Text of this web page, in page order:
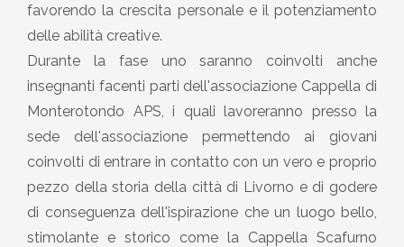
favorendo la crescita personale e il potenziamento
delle abilità creative.
Durante la fase uno saranno coinvolti anche
insegnanti facenti parti dell'associazione Cappella di
Monterotondo APS, i quali lavoreranno presso la
sede dell'associazione permettendo ai giovani
coinvolti di entrare in contatto con un vero e proprio
pezzo della storia della città di Livorno e di godere
di conseguenza dell'ispirazione che un luogo bello,
stimolante e storico come la Cappella Scafurno